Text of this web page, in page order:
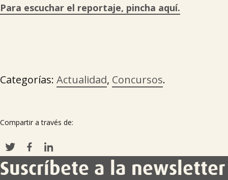
Para escuchar el reportaje, pincha aquí.
Categorías: Actualidad, Concursos.
Compartir a través de:
Suscríbete a la newsletter